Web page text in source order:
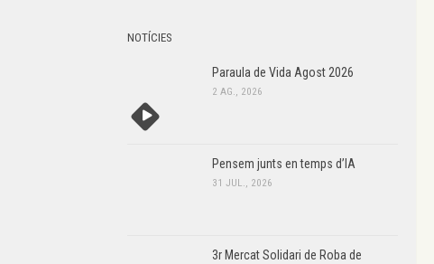
NOTÍCIES
Paraula de Vida Agost 2026
2 AG., 2026
Pensem junts en temps d’IA
31 JUL., 2026
3r Mercat Solidari de Roba de